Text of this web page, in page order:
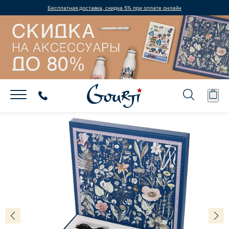
Бесплатная доставка, скидка 5% при оплате онлайн